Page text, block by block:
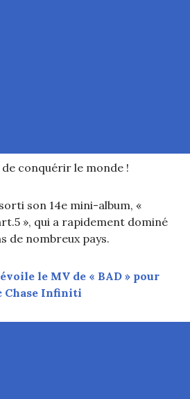
conquérir le monde !
son 14e mini-album, «
», qui a rapidement dominé
de nombreux pays.
le MV de « BAD » pour
Chase Infiniti